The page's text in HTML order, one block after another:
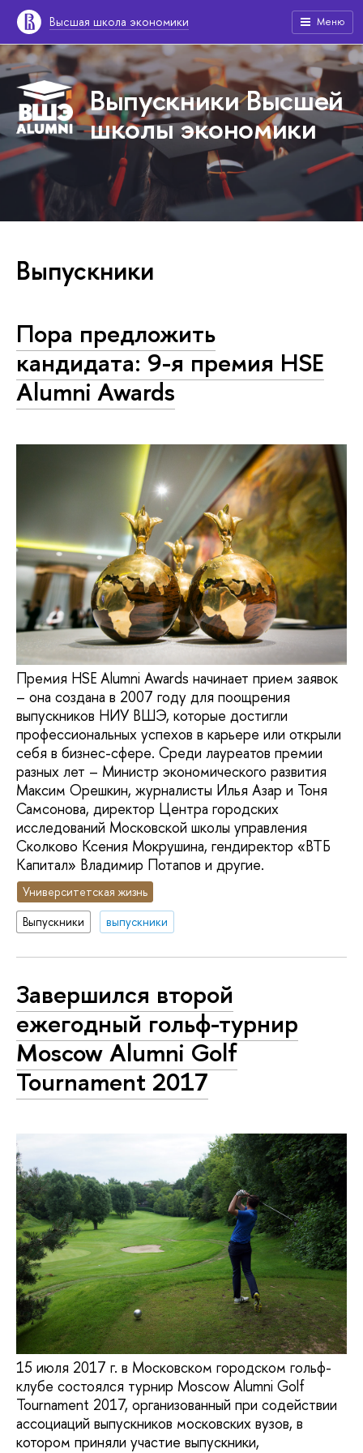
Высшая школа экономики Меню
Выпускники Высшей
школы экономики
Выпускники
Пора предложить
кандидата: 9-я премия HSE
Alumni Awards
Премия HSE Alumni Awards начинает прием заявок
– она создана в 2007 году для поощрения
выпускников НИУ ВШЭ, которые достигли
профессиональных успехов в карьере или открыли
себя в бизнес-сфере. Среди лауреатов премии
разных лет – Министр экономического развития
Максим Орешкин, журналисты Илья Азар и Тоня
Самсонова, директор Центра городских
исследований Московской школы управления
Сколково Ксения Мокрушина, гендиректор «ВТБ
Капитал» Владимир Потапов и другие.
Университетская жизнь
Выпускники
выпускники
Завершился второй
ежегодный гольф-турнир
Moscow Alumni Golf
Tournament 2017
15 июля 2017 г. в Московском городском гольф-
клубе состоялся турнир Moscow Alumni Golf
Tournament 2017, организованный при содействии
ассоциаций выпускников московских вузов, в
котором приняли участие выпускники,